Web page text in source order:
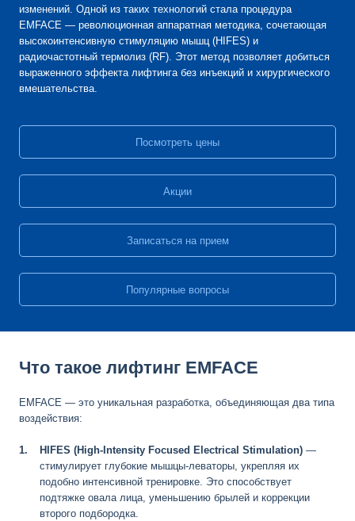
изменений. Одной из таких технологий стала процедура
EMFACE — революционная аппаратная методика, сочетающая
высокоинтенсивную стимуляцию мышц (HIFES) и
радиочастотный термолиз (RF). Этот метод позволяет добиться
выраженного эффекта лифтинга без инъекций и хирургического
вмешательства.
Посмотреть цены
Акции
Записаться на прием
Популярные вопросы
Что такое лифтинг EMFACE
EMFACE — это уникальная разработка, объединяющая два типа
воздействия:
HIFES (High-Intensity Focused Electrical Stimulation) —
стимулирует глубокие мышцы-леваторы, укрепляя их
подобно интенсивной тренировке. Это способствует
подтяжке овала лица, уменьшению брылей и коррекции
второго подбородка.